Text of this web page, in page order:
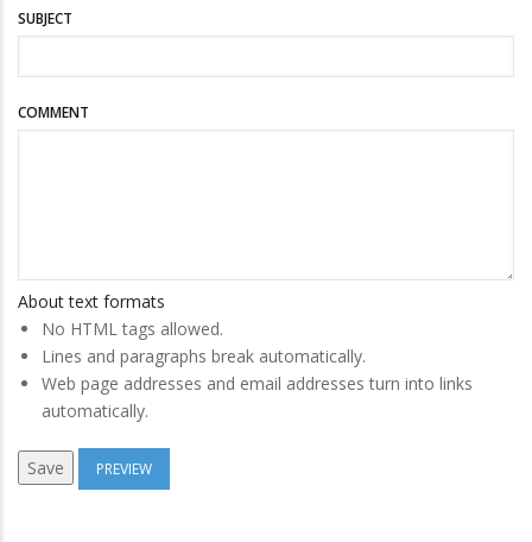
SUBJECT
COMMENT
About text formats
No HTML tags allowed.
Lines and paragraphs break automatically.
Web page addresses and email addresses turn into links
automatically.